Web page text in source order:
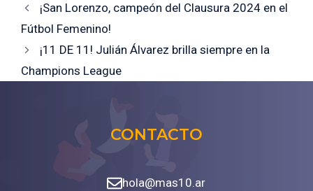
¡San Lorenzo, campeón del Clausura 2024 en el
Fútbol Femenino!
¡11 DE 11! Julián Álvarez brilla siempre en la
Champions League
CONTACTO
hola@mas10.ar